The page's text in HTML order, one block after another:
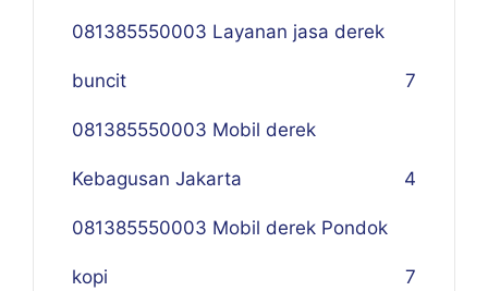
081385550003 Layanan jasa derek
buncit 7
081385550003 Mobil derek
Kebagusan Jakarta 4
081385550003 Mobil derek Pondok
kopi 7